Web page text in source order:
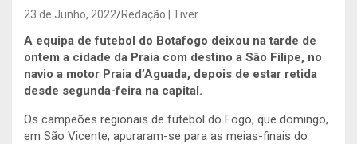
23 de Junho, 2022 Redação | Tiver
A equipa de futebol do Botafogo deixou na tarde de
ontem a cidade da Praia com destino a São Filipe, no
navio a motor Praia d’Aguada, depois de estar retida
desde segunda-feira na capital.
Os campeões regionais de futebol do Fogo, que domingo,
em São Vicente, apuraram-se para as meias-finais do